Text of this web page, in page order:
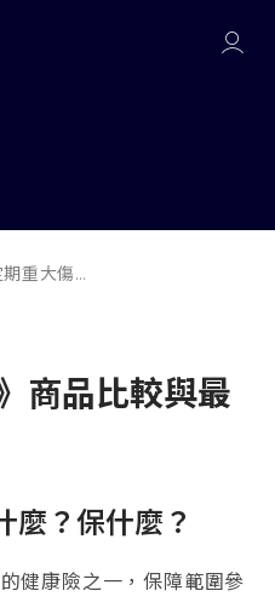
定期重大傷病險》商品比較與最新保單推薦!
商品比較與最
麼？保什麼？
健康險之一，保障範圍參